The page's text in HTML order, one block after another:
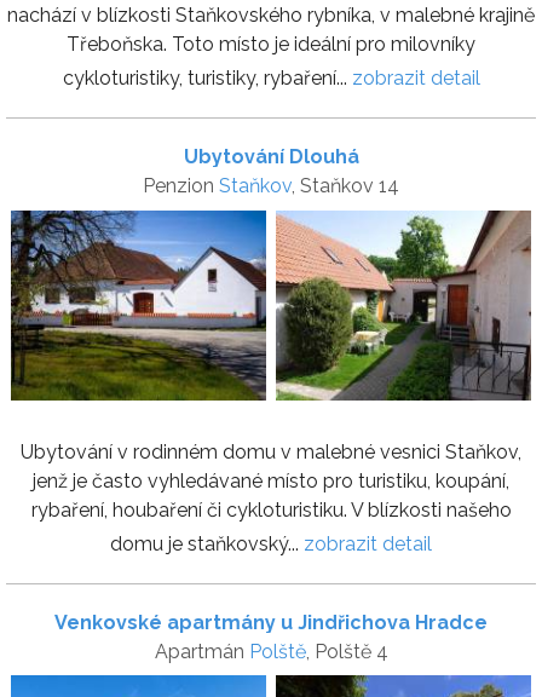
nachází v blízkosti Staňkovského rybníka, v malebné krajině
Třeboňska. Toto místo je ideální pro milovníky
cykloturistiky, turistiky, rybaření... zobrazit detail
Ubytování Dlouhá
Penzion Staňkov, Staňkov 14
Ubytování v rodinném domu v malebné vesnici Staňkov,
jenž je často vyhledávané místo pro turistiku, koupání,
rybaření, houbaření či cykloturistiku. V blízkosti našeho
domu je staňkovský... zobrazit detail
Venkovské apartmány u Jindřichova Hradce
Apartmán Polště, Polště 4